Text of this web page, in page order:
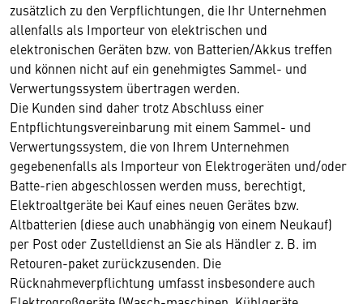
zusätzlich zu den Verpflichtungen, die Ihr Unternehmen
allenfalls als Importeur von elektrischen und
elektronischen Geräten bzw. von Batterien/Akkus treffen
und können nicht auf ein genehmigtes Sammel- und
Verwertungssystem übertragen werden.
Die Kunden sind daher trotz Abschluss einer
Entpflichtungsvereinbarung mit einem Sammel- und
Verwertungssystem, die von Ihrem Unternehmen
gegebenenfalls als Importeur von Elektrogeräten und/oder
Batte-rien abgeschlossen werden muss, berechtigt,
Elektroaltgeräte bei Kauf eines neuen Gerätes bzw.
Altbatterien (diese auch unabhängig von einem Neukauf)
per Post oder Zustelldienst an Sie als Händler z. B. im
Retouren-paket zurückzusenden. Die
Rücknahmeverpflichtung umfasst insbesondere auch